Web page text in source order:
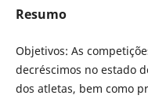
Resumo
Objetivos: As
decréscimos no estado
dos atletas, bem como